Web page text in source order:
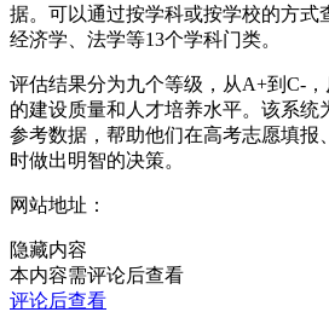
据。可以通过按学科或按学校的方式
经济学、法学等13个学科门类。
评估结果分为九个等级，从A+到C-
的建设质量和人才培养水平。该系统
参考数据，帮助他们在高考志愿填报
时做出明智的决策。
网站地址：
隐藏内容
本内容需评论后查看
评论后查看